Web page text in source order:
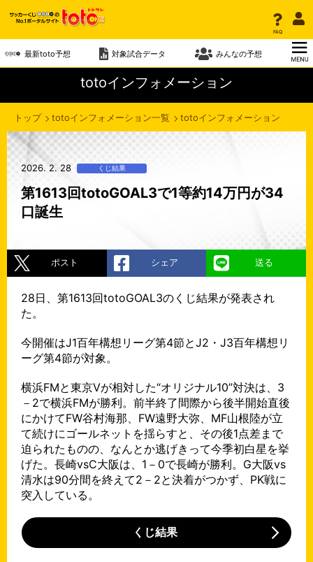
FAQ
最新toto予想 対象試合データ みんなの予想
totoインフォメーション
トップ totoインフォメーション一覧 totoインフォメーション
2026. 2. 28 くじ結果
第1613回totoGOAL3で1等約14万円が34
口誕生
ポスト シェア 送る
28日、第1613回totoGOAL3のくじ結果が発表され
た。
今開催はJ1百年構想リーグ第4節とJ2・J3百年構想リ
ーグ第4節が対象。
横浜FMと東京Vが相対した“オリジナル10”対決は、3
－2で横浜FMが勝利。前半終了間際から後半開始直後
にかけてFW谷村海那、FW遠野大弥、MF山根陸が立
て続けにゴールネットを揺らすと、その後1点差まで
迫られたものの、なんとか逃げきって今季初白星を挙
げた。長崎vsC大阪は、1－0で長崎が勝利。G大阪vs
清水は90分間を終えて2－2と決着がつかず、PK戦に
突入している。
くじ結果